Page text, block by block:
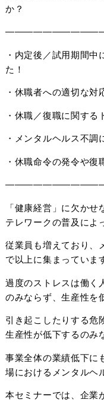
か？
・内定後／試用期間
た！
・休職者への適切な対
・休職／復職に関する
・メンタルヘルス不調
・休職命令の発令や復
「健康経営」に欠かせ
テレワークの普及によ
従業員も増えており、
で以上に集まっていま
過度のストレスは働く
のみならず、生産性を
引き起こしたりする危
生産性が低下するのみ
事業全体の業績低下に
場におけるメンタルヘ
本セミナーでは、企業